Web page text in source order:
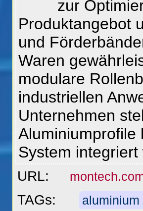
zur
Produktangebot
und
Waren
modulare
industriellen
Unternehmen
Aluminiumprofile
System
URL:
TAGs: